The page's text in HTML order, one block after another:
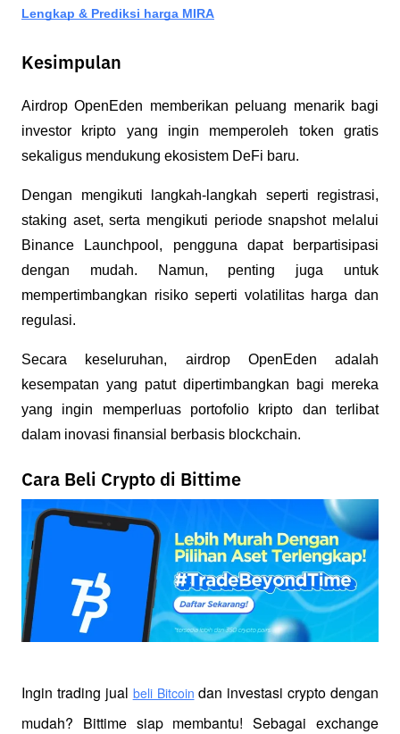
Lengkap & Prediksi harga MIRA
Kesimpulan
Airdrop OpenEden memberikan peluang menarik bagi
investor kripto yang ingin memperoleh token gratis
sekaligus mendukung ekosistem DeFi baru.
Dengan mengikuti langkah-langkah seperti registrasi,
staking aset, serta mengikuti periode snapshot melalui
Binance Launchpool, pengguna dapat berpartisipasi
dengan mudah. Namun, penting juga untuk
mempertimbangkan risiko seperti volatilitas harga dan
regulasi.
Secara keseluruhan, airdrop OpenEden adalah
kesempatan yang patut dipertimbangkan bagi mereka
yang ingin memperluas portofolio kripto dan terlibat
dalam inovasi finansial berbasis blockchain.
Cara Beli Crypto di Bittime
Ingin trading jual beli Bitcoin dan investasi crypto dengan
mudah? Bittime siap membantu! Sebagai exchange